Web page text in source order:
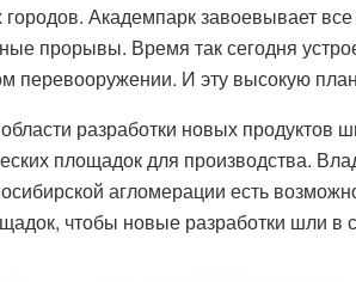
городов. Академпарк завоевывает
прорывы. Время так сегодня
перевооружении. И эту высокую
разработки новых продуктов
площадок для производства.
агломерации есть
чтобы новые разработки шли в